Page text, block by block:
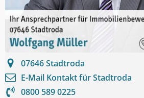
07646Stadtroda
E-Mail Kontakt fürStadtroda
0800 589 0225